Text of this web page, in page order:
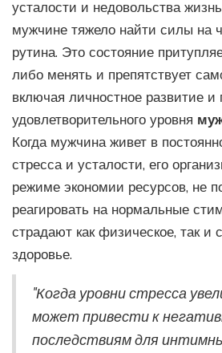
усталости и недовольства
мужчине тяжело найти силы на
рутина. Это состояние
либо менять и препятствует
включая личностное развитие
удовлетворительного уровня
Когда мужчина живет в
стресса и усталости, его
режиме экономии ресурсов, не
реагировать на нормальные
страдают как физическое, так и
здоровье.
"Когда уровни стресса
может привести к
последствиям для